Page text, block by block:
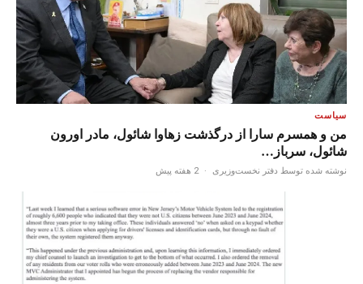
سیاست
من و همسرم سارا از درگذشت زهاوا شائول، مادر اورون
شائول، سرباز…
نوشته شده توسط دفتر نخست‌وزیری · 2 هفته پیش